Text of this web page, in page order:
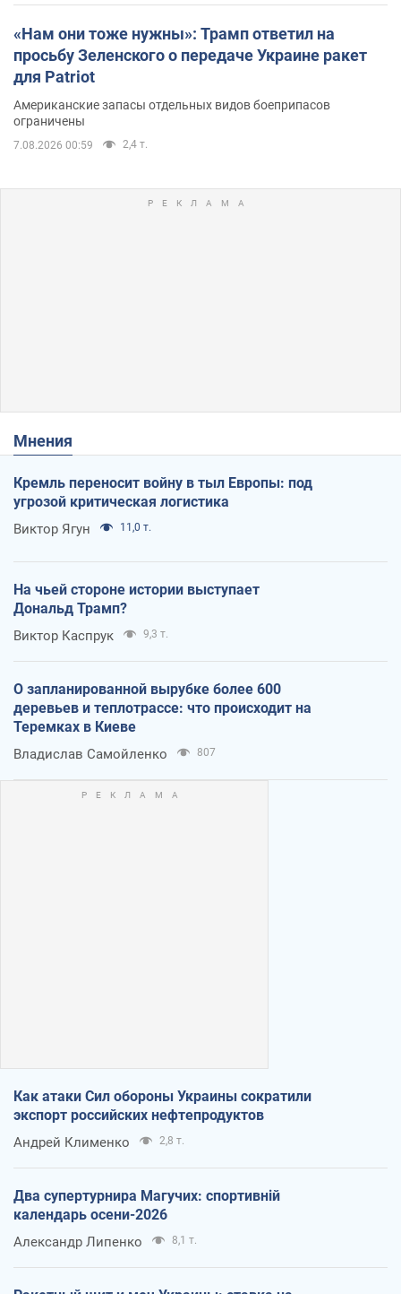
«Нам они тоже нужны»: Трамп ответил на
просьбу Зеленского о передаче Украине ракет
для Patriot
Американские запасы отдельных видов боеприпасов
ограничены
7.08.2026 00:59 2,4 т.
Мнения
Кремль переносит войну в тыл Европы: под
угрозой критическая логистика
Виктор Ягун 11,0 т.
На чьей стороне истории выступает
Дональд Трамп?
Виктор Каспрук 9,3 т.
О запланированной вырубке более 600
деревьев и теплотрассе: что происходит на
Теремках в Киеве
Владислав Самойленко 807
Как атаки Сил обороны Украины сократили
экспорт российских нефтепродуктов
Андрей Клименко 2,8 т.
Два супертурнира Магучих: спортивній
календарь осени-2026
Александр Липенко 8,1 т.